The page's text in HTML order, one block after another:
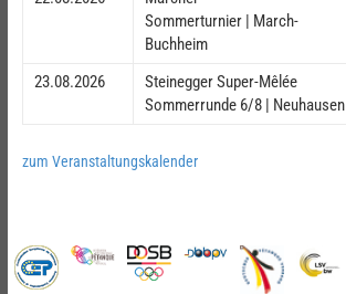
Sommerturnier | March-
Buchheim
23.08.2026
Steinegger Super-Mêlée
Sommerrunde 6/8 | Neuhausen
zum Veranstaltungskalender